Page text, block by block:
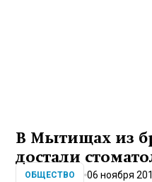
В Мытищах из
достали
ОБЩЕСТВО 06 ноября